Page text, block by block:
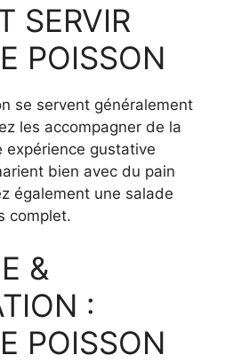
SERVIR
POISSON
se servent généralement
les accompagner de la
expérience gustative
bien avec du pain
également une salade
complet.
&
:
POISSON